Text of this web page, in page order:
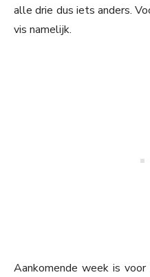
alle drie dus iets anders.
vis namelijk.
Aankomende week is